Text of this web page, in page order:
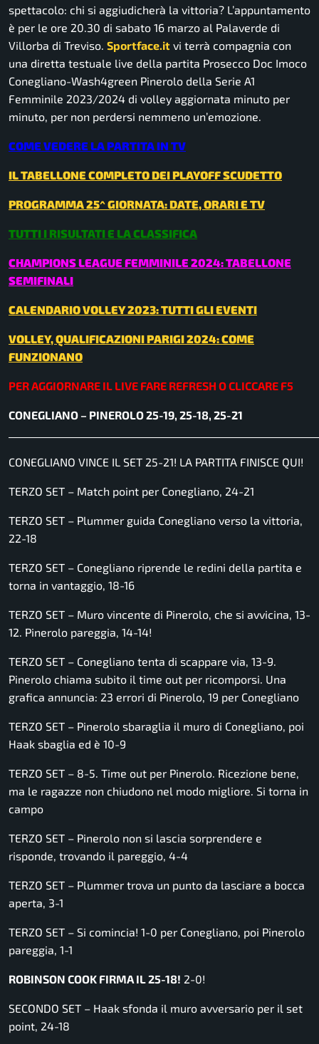
spettacolo: chi si aggiudicherà la vittoria? L’appuntamento
è per le ore 20.30 di sabato 16 marzo al Palaverde di
Villorba di Treviso. Sportface.it vi terrà compagnia con
una diretta testuale live della partita Prosecco Doc Imoco
Conegliano-Wash4green Pinerolo della Serie A1
Femminile 2023/2024 di volley aggiornata minuto per
minuto, per non perdersi nemmeno un’emozione.
COME VEDERE LA PARTITA IN TV
IL TABELLONE COMPLETO DEI PLAYOFF SCUDETTO
PROGRAMMA 25^ GIORNATA: DATE, ORARI E TV
TUTTI I RISULTATI E LA CLASSIFICA
CHAMPIONS LEAGUE FEMMINILE 2024: TABELLONE
SEMIFINALI
CALENDARIO VOLLEY 2023: TUTTI GLI EVENTI
VOLLEY, QUALIFICAZIONI PARIGI 2024: COME
FUNZIONANO
PER AGGIORNARE IL LIVE FARE REFRESH O CLICCARE F5
CONEGLIANO – PINEROLO 25-19, 25-18, 25-21
CONEGLIANO VINCE IL SET 25-21! LA PARTITA FINISCE QUI!
TERZO SET – Match point per Conegliano, 24-21
TERZO SET – Plummer guida Conegliano verso la vittoria,
22-18
TERZO SET – Conegliano riprende le redini della partita e
torna in vantaggio, 18-16
TERZO SET – Muro vincente di Pinerolo, che si avvicina, 13-
12. Pinerolo pareggia, 14-14!
TERZO SET – Conegliano tenta di scappare via, 13-9.
Pinerolo chiama subito il time out per ricomporsi. Una
grafica annuncia: 23 errori di Pinerolo, 19 per Conegliano
TERZO SET – Pinerolo sbaraglia il muro di Conegliano, poi
Haak sbaglia ed è 10-9
TERZO SET – 8-5. Time out per Pinerolo. Ricezione bene,
ma le ragazze non chiudono nel modo migliore. Si torna in
campo
TERZO SET – Pinerolo non si lascia sorprendere e
risponde, trovando il pareggio, 4-4
TERZO SET – Plummer trova un punto da lasciare a bocca
aperta, 3-1
TERZO SET – Si comincia! 1-0 per Conegliano, poi Pinerolo
pareggia, 1-1
ROBINSON COOK FIRMA IL 25-18! 2-0!
SECONDO SET – Haak sfonda il muro avversario per il set
point, 24-18